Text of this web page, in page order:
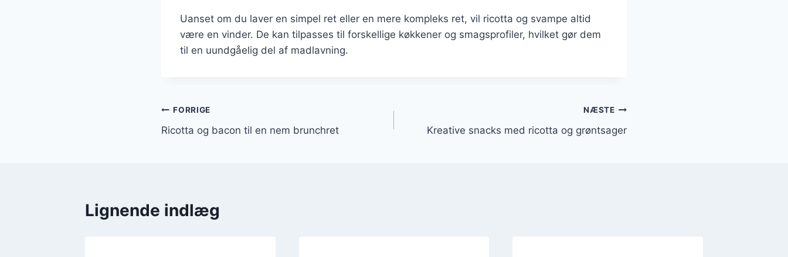
Uanset om du laver en simpel ret eller en mere kompleks ret, vil ricotta og svampe altid
være en vinder. De kan tilpasses til forskellige køkkener og smagsprofiler, hvilket gør dem
til en uundgåelig del af madlavning.
Indlægsnavigation
FORRIGE
Ricotta og bacon til en nem brunchret
NÆSTE
Kreative snacks med ricotta og grøntsager
Lignende indlæg